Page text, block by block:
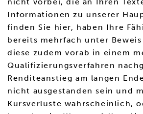
Informationen zu unserer
finden Sie hier, haben Ihre
bereits mehrfach unter
diese zudem vorab in einem
Qualifizierungsverfahren
Renditeanstieg am langen
nicht ausgestanden sein und
Kursverluste wahrscheinlich,